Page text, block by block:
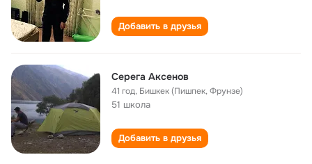
Добавить в друзья
Серега Аксенов
41 год, Бишкек (Пишпек, Фрунзе)
51 школа
Добавить в друзья